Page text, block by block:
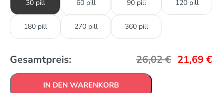
30 pill 60 pill 90 pill 120 pill
180 pill 270 pill 360 pill
Gesamtpreis: 26,02€ 21,69 €
IN DEN WARENKORB